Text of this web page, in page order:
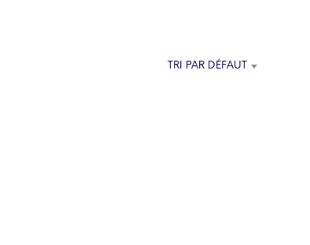
TRI PAR DÉFAUT